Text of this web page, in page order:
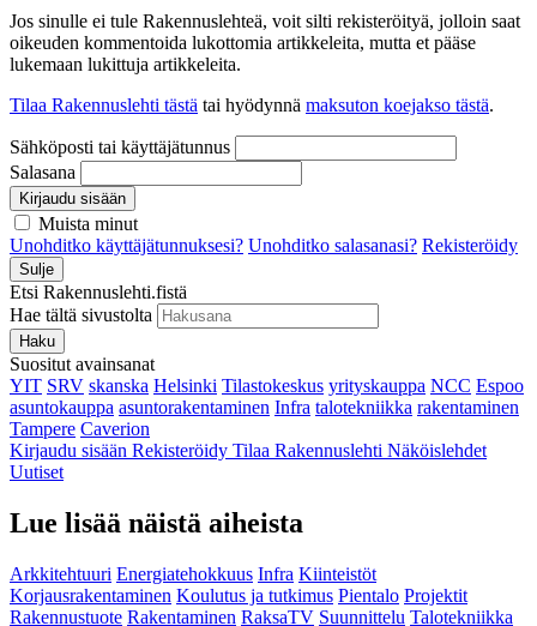
Jos sinulle ei tule Rakennuslehteä, voit silti rekisteröityä, jolloin saat
oikeuden kommentoida lukottomia artikkeleita, mutta et pääse
lukemaan lukittuja artikkeleita.
Tilaa Rakennuslehti tästä tai hyödynnä maksuton koejakso tästä.
Sähköposti tai käyttäjätunnus
Salasana
Kirjaudu sisään
Muista minut
Unohditko käyttäjätunnuksesi? Unohditko salasanasi? Rekisteröidy
Sulje
Etsi Rakennuslehti.fistä
Hae tältä sivustolta
Haku
Suositut avainsanat
YIT SRV skanska Helsinki Tilastokeskus yrityskauppa NCC Espoo
asuntokauppa asuntorakentaminen Infra talotekniikka rakentaminen
Tampere Caverion
Kirjaudu sisään Rekisteröidy Tilaa Rakennuslehti Näköislehdet
Uutiset
Lue lisää näistä aiheista
Arkkitehtuuri Energiatehokkuus Infra Kiinteistöt
Korjausrakentaminen Koulutus ja tutkimus Pientalo Projektit
Rakennustuote Rakentaminen RaksaTV Suunnittelu Talotekniikka